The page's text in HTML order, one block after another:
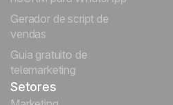
Gerador de script de
vendas
Guia gratuito de
telemarketing
Setores